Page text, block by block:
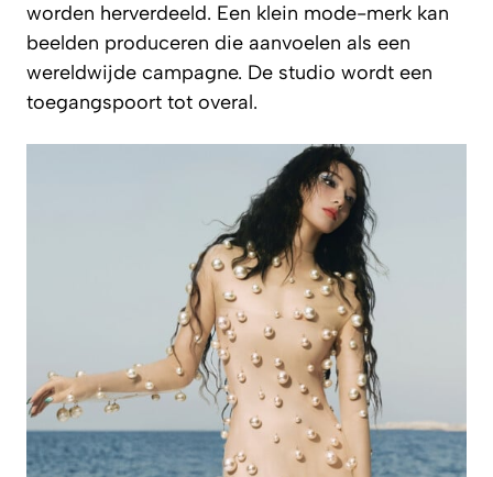
worden herverdeeld. Een klein mode-merk kan
beelden produceren die aanvoelen als een
wereldwijde campagne. De studio wordt een
toegangspoort tot overal.